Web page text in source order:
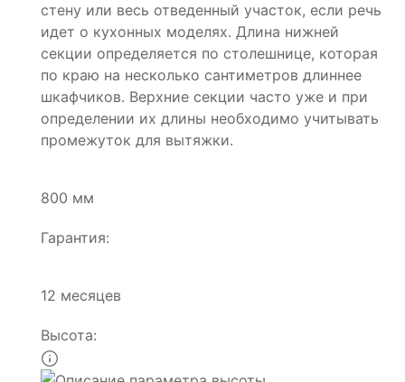
стену или весь отведенный участок, если речь
идет о кухонных моделях. Длина нижней
секции определяется по столешнице, которая
по краю на несколько сантиметров длиннее
шкафчиков. Верхние секции часто уже и при
определении их длины необходимо учитывать
промежуток для вытяжки.
800 мм
Гарантия:
12 месяцев
Высота: